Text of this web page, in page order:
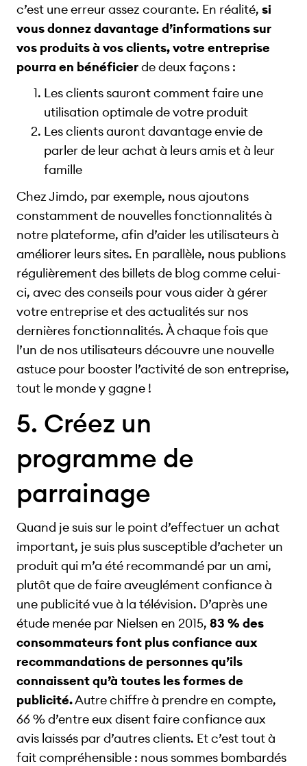
c’est une erreur assez courante. En réalité, si
vous donnez davantage d’informations sur
vos produits à vos clients, votre entreprise
pourra en bénéficierde deux façons :
Les clients sauront comment faire une
utilisation optimale de votre produit
Les clients auront davantage envie de
parler de leur achat à leurs amis et à leur
famille
Chez Jimdo, par exemple, nous ajoutons
constamment de nouvelles fonctionnalités à
notre plateforme, afin d’aider les utilisateurs à
améliorer leurs sites. En parallèle, nous publions
régulièrement des billets de blog comme celui-
ci, avec des conseils pour vous aider à gérer
votre entreprise et des actualités sur nos
dernières fonctionnalités. À chaque fois que
l’un de nos utilisateurs découvre une nouvelle
astuce pour booster l’activité de son entreprise,
tout le monde y gagne !
5. Créez un
programme de
parrainage
Quand je suis sur le point d’effectuer un achat
important, je suis plus susceptible d’acheter un
produit qui m’a été recommandé par un ami,
plutôt que de faire aveuglément confiance à
une publicité vue à la télévision. D’après une
étude menée par Nielsen en 2015, 83 % des
consommateurs font plus confiance aux
recommandations de personnes qu’ils
connaissent qu’à toutes les formes de
publicité.Autre chiffre à prendre en compte,
66 % d’entre eux disent faire confiance aux
avis laissés par d’autres clients. Et c’est tout à
fait compréhensible : nous sommes bombardés